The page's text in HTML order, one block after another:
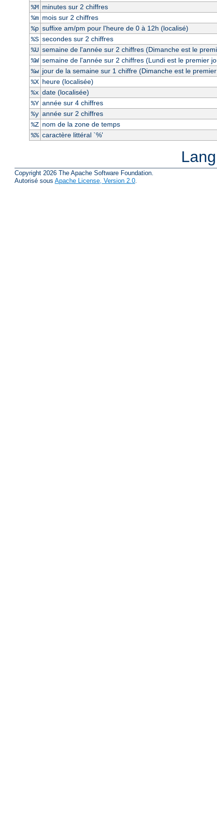
%M minutes sur 2 chiffres
%m mois sur 2 chiffres
%p suffixe am/pm pour l'heure de 0 à 12h (localisé)
%S secondes sur 2 chiffres
%U semaine de l'année sur 2 chiffres (Dimanche est le
%W semaine de l'année sur 2 chiffres (Lundi est le premier
%w jour de la semaine sur 1 chiffre (Dimanche est le
%X heure (localisée)
%x date (localisée)
%Y année sur 4 chiffres
%y année sur 2 chiffres
%Z nom de la zone de temps
%% caractère littéral `%'
Copyright 2026 The Apache Software Foundation.
Autorisé sous Apache License, Version 2.0.